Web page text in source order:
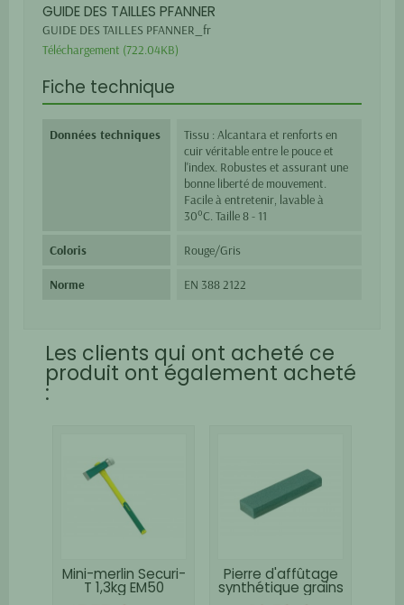
GUIDE DES TAILLES PFANNER
GUIDE DES TAILLES PFANNER_fr
Téléchargement (722.04KB)
Fiche technique
Données techniques
Tissu : Alcantara et renforts en
cuir véritable entre le pouce et
l'index. Robustes et assurant une
bonne liberté de mouvement.
Facile à entretenir, lavable à
30°C. Taille 8 - 11
Coloris Rouge/Gris
Norme EN 388 2122
Les clients qui ont acheté ce
produit ont également acheté
:
Mini-merlin Securi-
T 1,3kg EM50
Novagrip®
Pierre d'affûtage
synthétique grains
150/400